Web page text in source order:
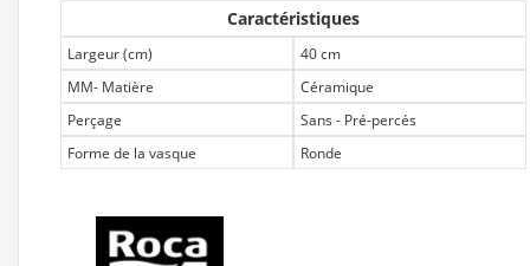
Caractéristiques
Largeur (cm)
40 cm
MM- Matière
Céramique
Perçage
Sans - Pré-percés
Forme de la vasque
Ronde